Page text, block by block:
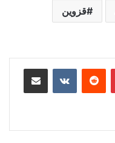
قزوین
‫پین‌ترست‫رددیت ‫VKontakteاشتراک گذاری از طریق ایمیل